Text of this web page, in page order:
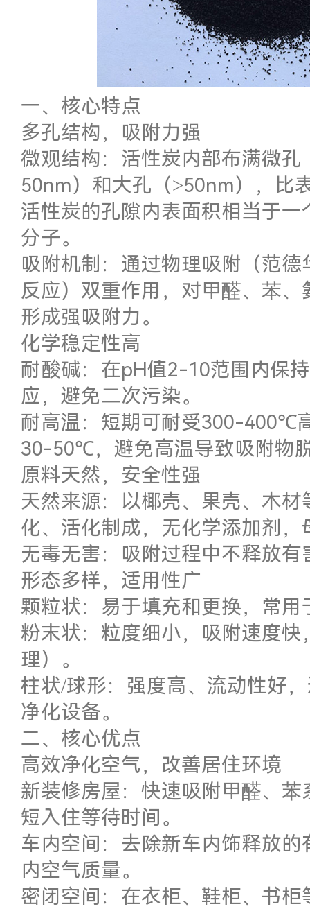
一、核心特点
多孔结构，吸附力强
微观结构：活性炭内部布满微
50nm）和大孔（>50nm），比
活性炭的孔隙内表面积相当于
分子。
吸附机制：通过物理吸附（范
反应）双重作用，对甲醛、苯
形成强吸附力。
化学稳定性高
耐酸碱：在pH值2-10范围内保
应，避免二次污染。
耐高温：短期可耐受300-400℃
30-50℃，避免高温导致吸附物
原料天然，安全性强
天然来源：以椰壳、果壳、木
化、活化制成，无化学添加剂，
无毒无害：吸附过程中不释放
形态多样，适用性广
颗粒状：易于填充和更换，常
粉末状：粒度细小，吸附速度
理）。
柱状/球形：强度高、流动性好
净化设备。
二、核心优点
高效净化空气，改善居住环境
新装修房屋：快速吸附甲醛、
短入住等待时间。
车内空间：去除新车内饰释放
内空气质量。
密闭空间：在衣柜、鞋柜、书